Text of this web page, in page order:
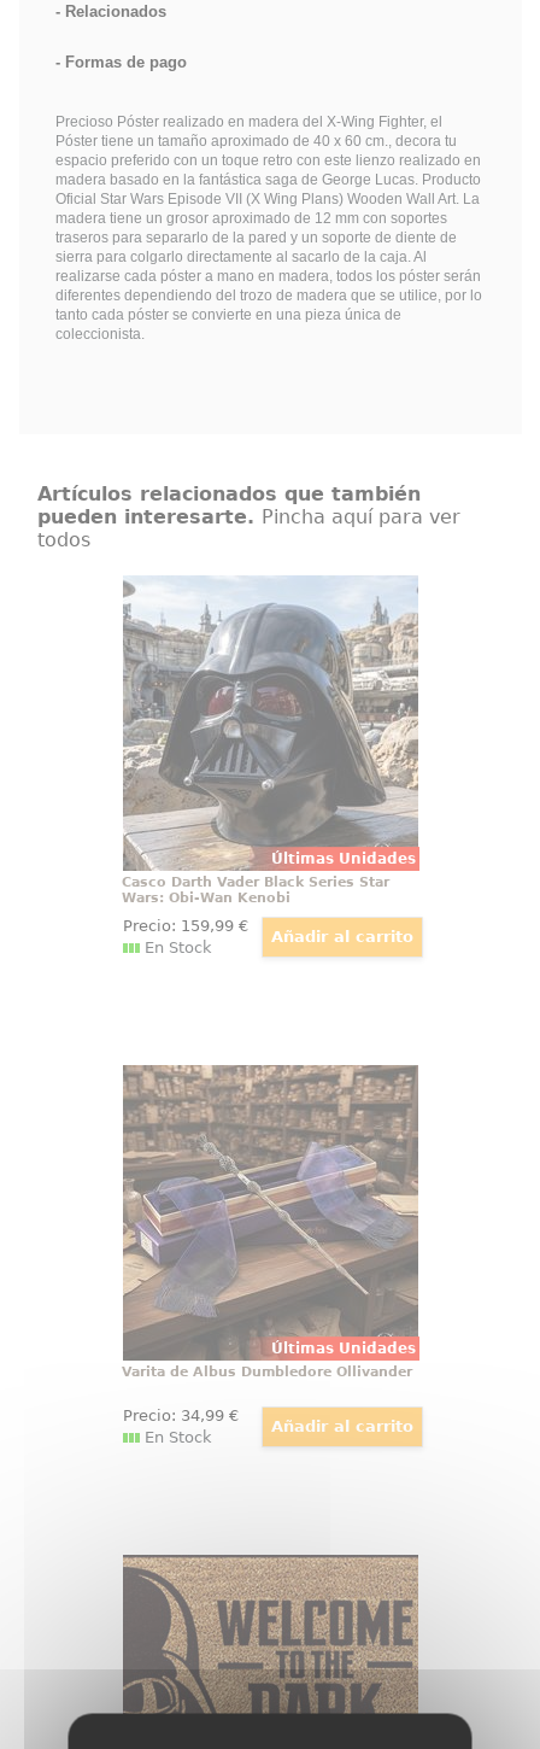
Relacionados
Formas de pago
Precioso Póster realizado en madera del X-Wing Fighter, el
Póster tiene un tamaño aproximado de 40 x 60 cm., decora tu
espacio preferido con un toque retro con este lienzo realizado en
madera basado en la fantástica saga de George Lucas. Producto
Oficial Star Wars Episode VII (X Wing Plans) Wooden Wall Art. La
madera tiene un grosor aproximado de 12 mm con soportes
traseros para separarlo de la pared y un soporte de diente de
sierra para colgarlo directamente al sacarlo de la caja. Al
realizarse cada póster a mano en madera, todos los póster serán
diferentes dependiendo del trozo de madera que se utilice, por lo
tanto cada póster se convierte en una pieza única de
coleccionista.
Artículos relacionados que también
pueden interesarte. Pincha aquí para ver
todos
Últimas Unidades
Casco Darth Vader Black Series Star
Wars: Obi-Wan Kenobi
Obi-Wan Kenobi tiene lugar varios
años tras los dramáticos sucesos
de Star Wars: La venganza de los
Sith, en donde Kenobi enfrentó la
corrupción de su amigo y
aprendiz Jedi Anakin Skywalker,
Casco Darth Vader Black Series Star
Wars: Obi-Wan Kenobi
Precio: 159,99€
En Stock
Últimas Unidades
Varita de Albus Dumbledore
Ollivander
Hay objetos que no se guardan, se
exhiben con orgullo, y la varita de
Albus Dumbledore pertenece a
esa categoría desde el primer
vistazo. Esta réplica oficial de
Harry Potter reúne elegancia,
simbolismo y acabado de
colección
Varita de Albus Dumbledore Ollivander
Precio: 34,99€
En Stock
Felpudo Welcome to the Dark Side
Star Wars
Precioso felpudo con el texto
Welcome to the Dark Side
inspirado en la mítica saga de
“Star Wars” creada por George
Lucas, ideal como felpudo de
bienvenida.